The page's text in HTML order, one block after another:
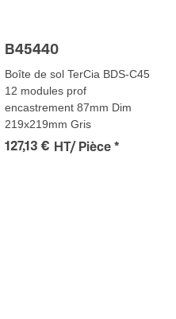
B45440
Boîte de sol TerCia BDS-C45
12 modules prof
encastrement 87mm Dim
219x219mm Gris
127,13 € HT/ Pièce *